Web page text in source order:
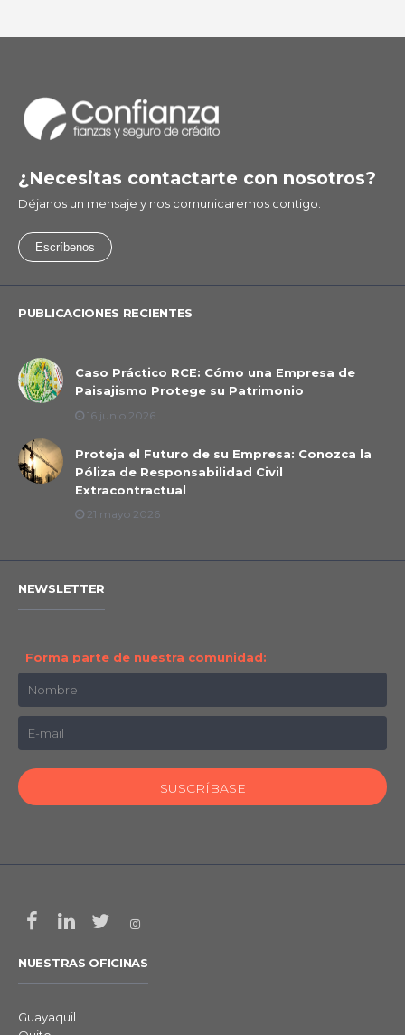
¿Necesitas contactarte con nosotros?
Déjanos un mensaje y nos comunicaremos contigo.
Escríbenos
PUBLICACIONES RECIENTES
Caso Práctico RCE: Cómo una Empresa de
Paisajismo Protege su Patrimonio
16 junio 2026
Proteja el Futuro de su Empresa: Conozca la
Póliza de Responsabilidad Civil
Extracontractual
21 mayo 2026
NEWSLETTER
Forma parte de nuestra comunidad:
NUESTRAS OFICINAS
Guayaquil